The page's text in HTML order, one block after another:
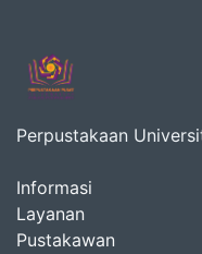
Perpustakaan
Informasi
Layanan
Pustakawan